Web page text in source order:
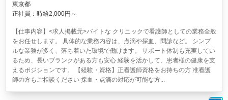
東京都
正社員：時給2,000円～
【仕事内容】<求人掲載元>バイトな クリニックで看護師としての業務全般
をお任せします。 具体的な業務内容は、点滴や採血、問診など。 シンプ
ルな業務が多く、落ち着いた環境で働けます。 サポート体制も充実してい
るため、長いブランクがある方も安心 経験を活かして、患者様の健康を支
えるポジションです。 【経験・資格】正看護師資格をお持ちの方 准看護
師の方もご相談ください 採血・点滴の対応が可能な方...